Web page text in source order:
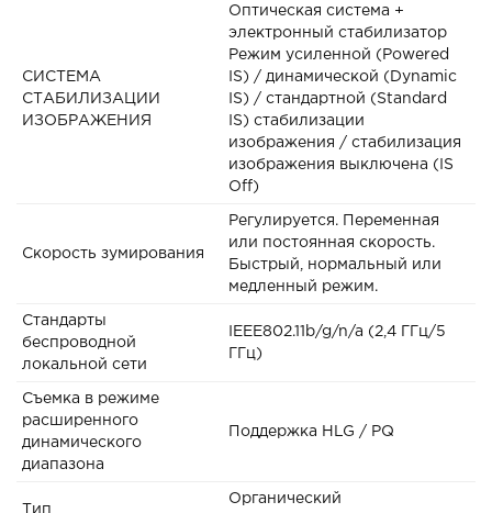
СИСТЕМА
СТАБИЛИЗАЦИИ
ИЗОБРАЖЕНИЯ
Оптическая система +
электронный стабилизатор
Режим усиленной (Powered
IS) / динамической (Dynamic
IS) / стандартной (Standard
IS) стабилизации
изображения / стабилизация
изображения выключена (IS
Off)
Скорость зумирования
Регулируется. Переменная
или постоянная скорость.
Быстрый, нормальный или
медленный режим.
Стандарты
беспроводной
локальной сети
IEEE802.11b/g/n/a (2,4 ГГц/5
ГГц)
Съемка в режиме
расширенного
динамического
диапазона
Поддержка HLG / PQ
Тип
Органический